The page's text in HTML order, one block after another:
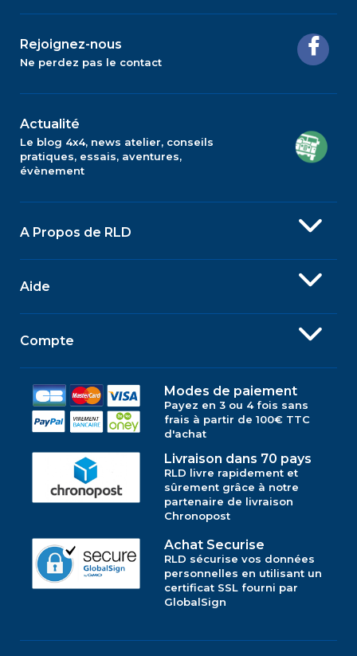
Rejoignez-nous
Ne perdez pas le contact
Actualité
Le blog 4x4, news atelier, conseils
pratiques, essais, aventures,
évènement
A Propos de RLD
Aide
Compte
Modes de paiement
Payez en 3 ou 4 fois sans
frais à partir de 100€ TTC
d'achat
Livraison dans 70 pays
RLD livre rapidement et
sûrement grâce à notre
partenaire de livraison
Chronopost
Achat Securise
RLD sécurise vos données
personnelles en utilisant un
certificat SSL fourni par
GlobalSign